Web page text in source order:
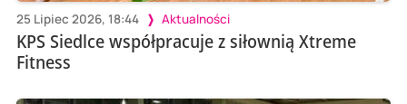
25 Lipiec 2026, 18:44 Aktualności
KPS Siedlce współpracuje z siłownią Xtreme
Fitness